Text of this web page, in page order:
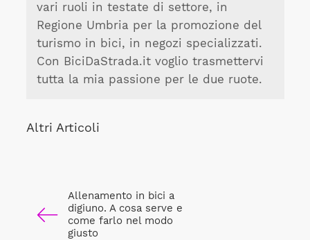
vari ruoli in testate di settore, in
Regione Umbria per la promozione del
turismo in bici, in negozi specializzati.
Con BiciDaStrada.it voglio trasmettervi
tutta la mia passione per le due ruote.
Altri Articoli
Allenamento in bici a
digiuno. A cosa serve e
come farlo nel modo
giusto